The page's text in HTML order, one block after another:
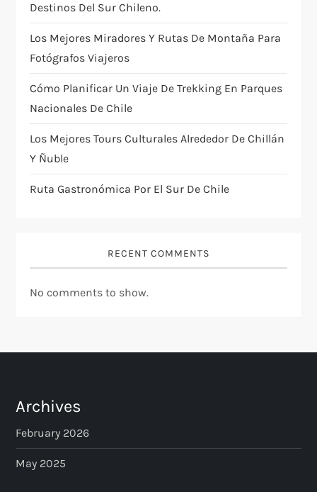
a
t
i
o
n
Destinos Del Sur Chileno.
Los Mejores Miradores Y Rutas De Montaña Para
Fotógrafos Viajeros
Cómo Planificar Un Viaje De Trekking En Parques
Nacionales De Chile
Los Mejores Tours Culturales Alrededor De Chillán
Y Ñuble
Ruta Gastronómica Por El Sur De Chile
RECENT COMMENTS
No comments to show.
Archives
February 2026
May 2025